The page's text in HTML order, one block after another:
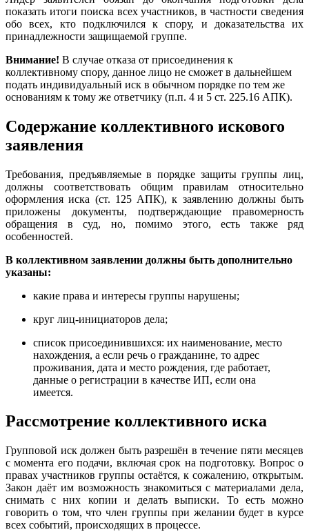
показать итоги поиска всех участников, в частности сведения
обо всех, кто подключился к спору, и доказательства их
принадлежности защищаемой группе.
Внимание! В случае отказа от присоединения к
коллективному спору, данное лицо не сможет в дальнейшем
подать индивидуальный иск в обычном порядке по тем же
основаниям к тому же ответчику (п.п. 4 и 5 ст. 225.16 АПК).
Содержание коллективного искового
заявления
Требования, предъявляемые в порядке защиты группы лиц,
должны соответствовать общим правилам относительно
оформления иска (ст. 125 АПК), к заявлению должны быть
приложены документы, подтверждающие правомерность
обращения в суд, но, помимо этого, есть также ряд
особенностей.
В коллективном заявлении должны быть дополнительно
указаны:
какие права и интересы группы нарушены;
круг лиц-инициаторов дела;
список присоединившихся: их наименование, место
нахождения, а если речь о гражданине, то адрес
проживания, дата и место рождения, где работает,
данные о регистрации в качестве ИП, если она
имеется.
Рассмотрение коллективного иска
Групповой иск должен быть разрешён в течение пяти месяцев
с момента его подачи, включая срок на подготовку. Вопрос о
правах участников группы остаётся, к сожалению, открытым.
Закон даёт им возможность знакомиться с материалами дела,
снимать с них копии и делать выписки. То есть можно
говорить о том, что член группы при желании будет в курсе
всех событий, происходящих в процессе.